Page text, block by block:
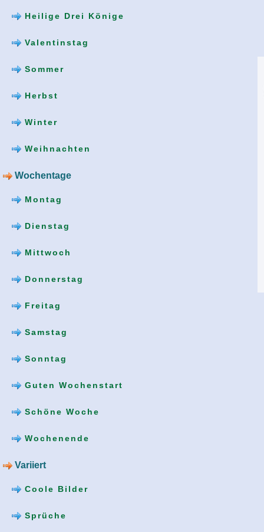
Heilige Drei Könige
Valentinstag
Sommer
Herbst
Winter
Weihnachten
Wochentage
Montag
Dienstag
Mittwoch
Donnerstag
Freitag
Samstag
Sonntag
Guten Wochenstart
Schöne Woche
Wochenende
Variiert
Coole Bilder
Sprüche